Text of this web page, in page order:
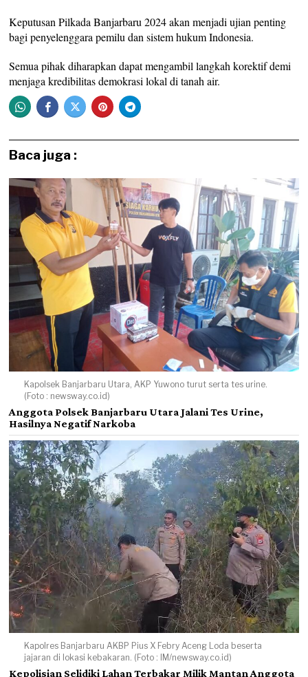
Keputusan Pilkada Banjarbaru 2024 akan menjadi ujian penting
bagi penyelenggara pemilu dan sistem hukum Indonesia.
Semua pihak diharapkan dapat mengambil langkah korektif demi
menjaga kredibilitas demokrasi lokal di tanah air.
Baca juga :
Kapolsek Banjarbaru Utara, AKP Yuwono turut serta tes urine.
(Foto : newsway.co.id)
Anggota Polsek Banjarbaru Utara Jalani Tes Urine,
Hasilnya Negatif Narkoba
Kapolres Banjarbaru AKBP Pius X Febry Aceng Loda beserta
jajaran di lokasi kebakaran. (Foto : IM/newsway.co.id)
Kepolisian Selidiki Lahan Terbakar Milik Mantan Anggota